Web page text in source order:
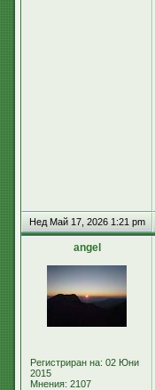
Нед Май 17, 2026 1:21 pm
аngel
Регистриран на: 02 Юни
2015
Мнения: 2107